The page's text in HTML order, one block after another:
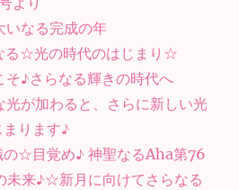
なる完成の年
る☆光の時代のはじまり☆
♪さらなる輝きの時代へ
が加わると、さらに新しい光
ります♪
の☆目覚め♪ 神聖なるAha第76
来♪☆新月に向けてさらなる